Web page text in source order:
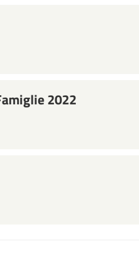
2022